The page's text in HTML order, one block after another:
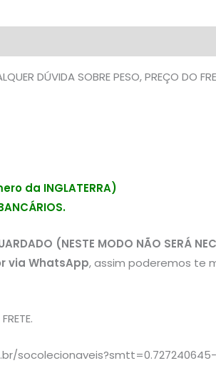
DÚVIDA SOBRE PESO, PREÇO DO
da INGLATERRA)
(NESTE MODO NÃO SERÁ
via WhatsApp, assim poderemos te
socolecionaveis?smtt=0.727240645-